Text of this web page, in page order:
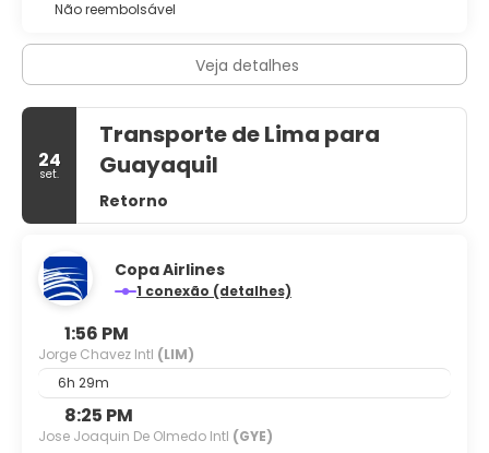
Não reembolsável
Veja detalhes
24
set.
Transporte de Lima para
Guayaquil
Retorno
Copa Airlines
1 conexão (detalhes)
1:56 PM
Jorge Chavez Intl (LIM)
6h 29m
8:25 PM
Jose Joaquin De Olmedo Intl (GYE)